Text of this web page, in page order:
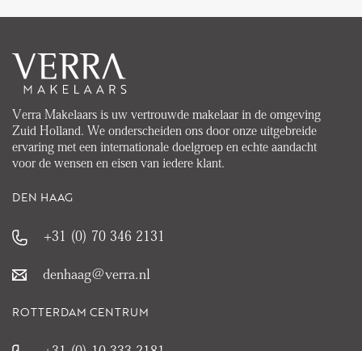
Verra Makelaars is uw vertrouwde makelaar in de omgeving
Zuid Holland. We onderscheiden ons door onze uitgebreide
ervaring met een internationale doelgroep en echte aandacht
voor de wensen en eisen van iedere klant.
DEN HAAG
+31 (0) 70 346 2131
denhaag@verra.nl
ROTTERDAM CENTRUM